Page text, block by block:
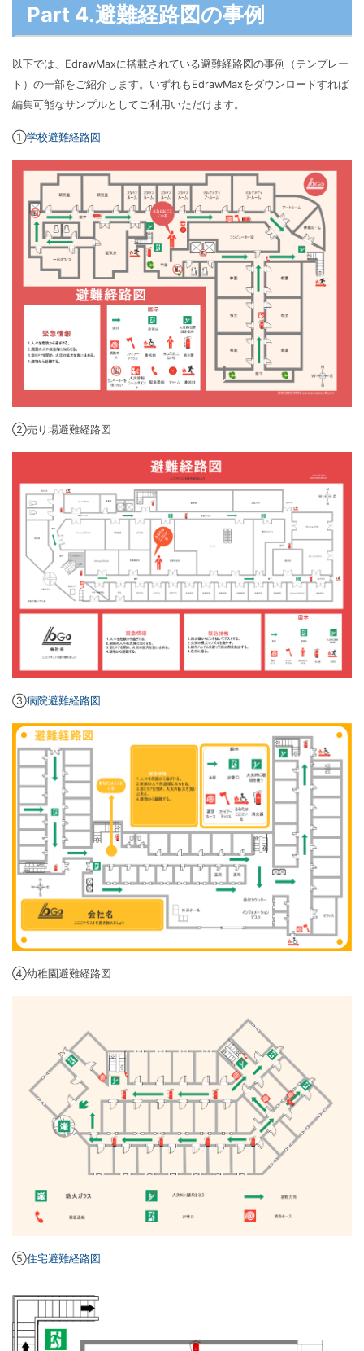
Part 4.避難経路図の事例
以下では、EdrawMaxに搭載されている避難経路図の事例（テンプレー
ト）の一部をご紹介します。いずれもEdrawMaxをダウンロードすれば
編集可能なサンプルとしてご利用いただけます。
①学校避難経路図
②売り場避難経路図
③病院避難経路図
④幼稚園避難経路図
⑤住宅避難経路図